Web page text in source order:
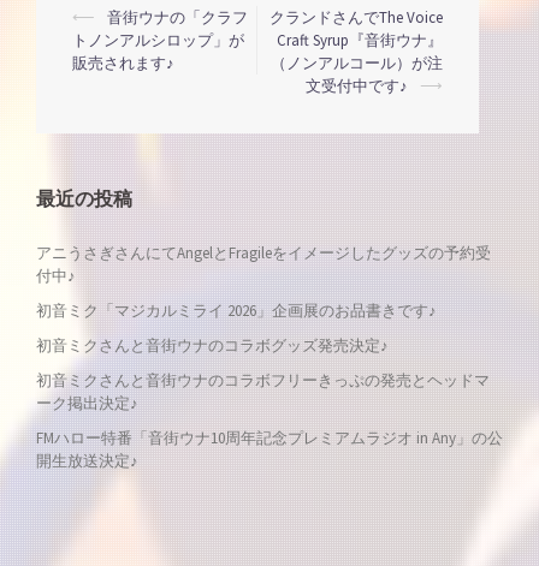
投
稿
ナ
ビ
ゲ
ー
シ
ョ
ン
⟵
音街ウナの「クラフ
トノンアルシロップ」が
販売されます♪
クランドさんでThe Voice
Craft Syrup『音街ウナ』
（ノンアルコール）が注
文受付中です♪
⟶
最近の投稿
アニうさぎさんにてAngelとFragileをイメージしたグッズの予約受
付中♪
初音ミク「マジカルミライ 2026」企画展のお品書きです♪
初音ミクさんと音街ウナのコラボグッズ発売決定♪
初音ミクさんと音街ウナのコラボフリーきっぷの発売とヘッドマ
ーク掲出決定♪
FMハロー特番「音街ウナ10周年記念プレミアムラジオ in Any」の公
開生放送決定♪